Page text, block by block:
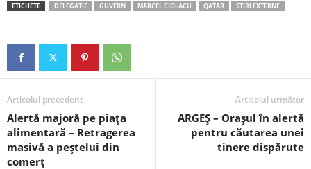
ETICHETE DELEGATIE GUVERN MARCEL CIOLACU QATAR STIRI EXTERNE
Articolul precedent
Alertă majoră pe piața
alimentară – Retragerea
masivă a peștelui din
comerț
Articolul următor
ARGEȘ – Orașul în alertă
pentru căutarea unei
tinere dispărute